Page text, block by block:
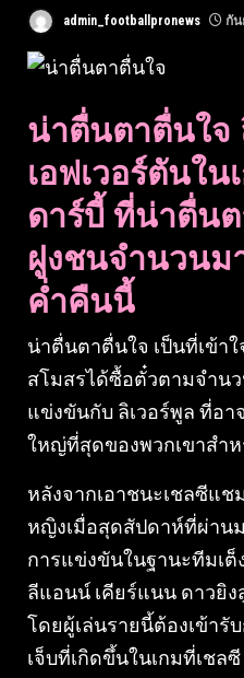
admin_footballpronews กัน
น่าตื่นตาตื่นใจ
เอฟเวอร์ตันใ
ดาร์บี้ ที่น่าตื่น
ฝูงชนจำนวน
ค่ำคืนนี้
น่าตื่นตาตื่นใจ เป็นที่เข้า
สโมสรได้ซื้อตั๋วตามจำน
แข่งขันกับ ลิเวอร์พูล ที่อ
ใหญ่ที่สุดของพวกเขาสำ
หลังจากเอาชนะเชลซีแช
หญิงเมื่อสุดสัปดาห์ที่ผ่าน
การแข่งขันในฐานะทีมเ
ลีแอนน์ เคียร์แนน ดาวยิ
โดยผู้เล่นรายนี้ต้องเข้ารั
เจ็บที่เกิดขึ้นในเกมที่เช